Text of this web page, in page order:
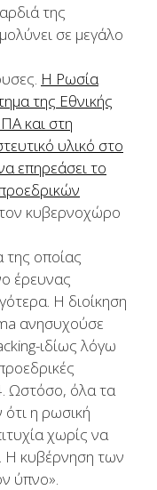
της
σε μεγάλο
Η Ρωσία
της Εθνικής
και στη
υλικό στο
επηρεάσει το
κυβερνοχώρο
οποίας
έρευνας
Η διοίκηση
ανησυχούσε
ιδίως λόγω
Ωστόσο, όλα τα
ότι η ρωσική
χωρίς να
Η κυβέρνηση των
ύπνο».